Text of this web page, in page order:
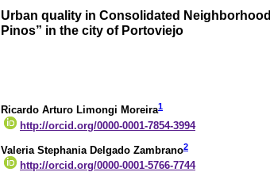
Urban quality in Consolidated
Pinos” in the city of Portoviejo
Ricardo Arturo Limongi Moreira1
http://orcid.org/0000-0001-7854-3994
Valeria Stephania Delgado Zambrano2
http://orcid.org/0000-0001-5766-7744